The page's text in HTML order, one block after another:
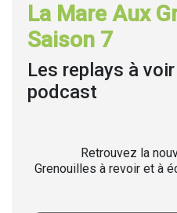
La Mare Aux
Saison 7
Les replays à
podcast
Retrouvez la
Grenouilles à revoir et à